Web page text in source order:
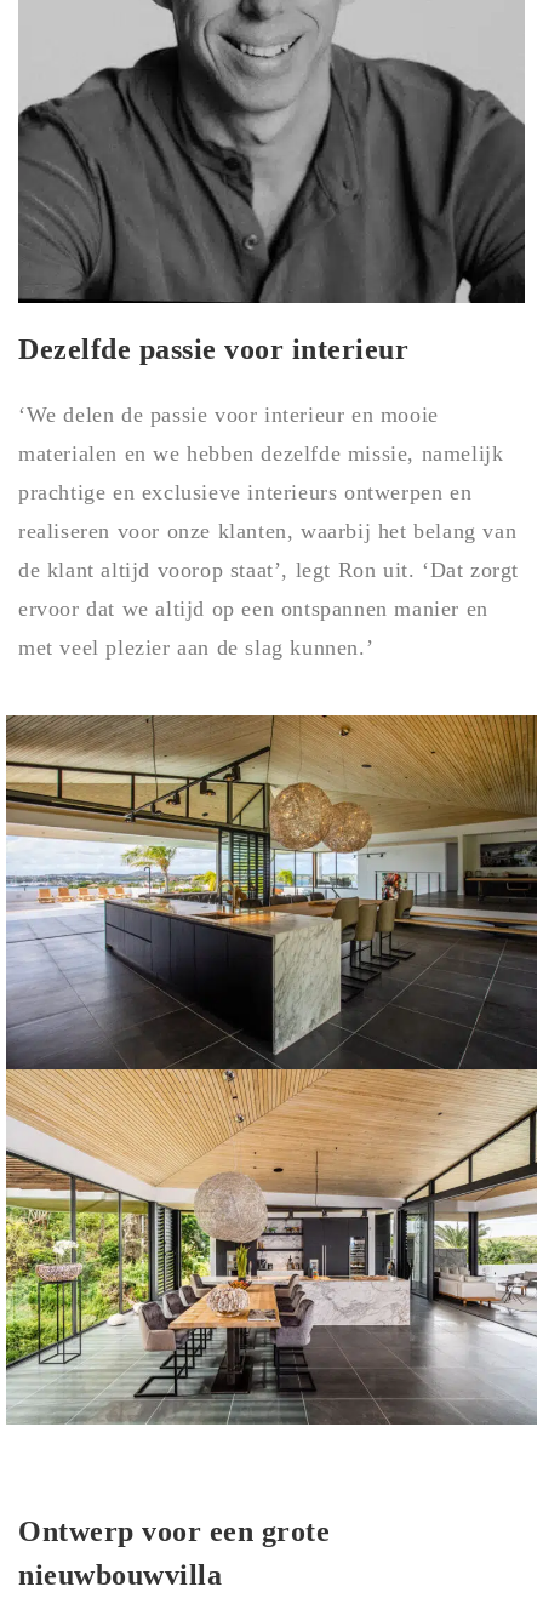
Dezelfde passie voor interieur
‘We delen de passie voor interieur en mooie
materialen en we hebben dezelfde missie, namelijk
prachtige en exclusieve interieurs ontwerpen en
realiseren voor onze klanten, waarbij het belang van
de klant altijd voorop staat’, legt Ron uit. ‘Dat zorgt
ervoor dat we altijd op een ontspannen manier en
met veel plezier aan de slag kunnen.’
Ontwerp voor een grote
nieuwbouwvilla